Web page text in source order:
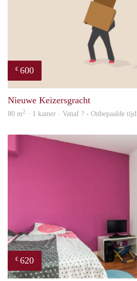
€ 600
Nieuwe Keizersgracht
80 m2 · 1 kamer · Vanaf ? - Onbepaalde tijd
€ 620